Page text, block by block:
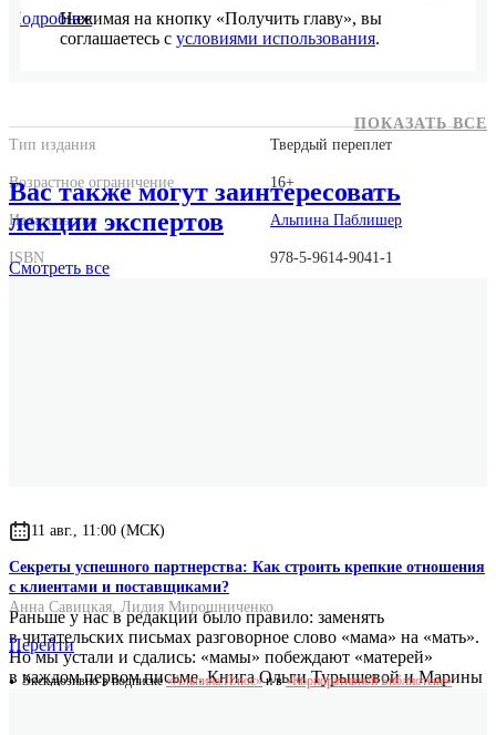
Подробнее
Тип издания Твердый переплет
Возрастное ограничение 16+
Издательство Альпина Паблишер
ISBN 978-5-9614-9041-1
Раньше у нас в редакции было правило: заменять
в читательских письмах разговорное слово «мама» на «мать».
Но мы устали и сдались: «мамы» побеждают «матерей»
в каждом первом письме. Книга Ольги Турышевой и Марины
Нажимая на кнопку «Получить главу», вы
соглашаетесь с условиями использования.
ПОКАЗАТЬ ВСЕ
Вас также могут заинтересовать
лекции экспертов
Смотреть все
11 авг., 11:00 (МСК)
Секреты успешного партнерства: Как строить крепкие отношения
с клиентами и поставщиками?
Анна Савицкая, Лидия Мирошниченко
Перейти
Эксклюзивно в подписке«Альпина.Плюс»и в«Корпоративной Библиотеке»